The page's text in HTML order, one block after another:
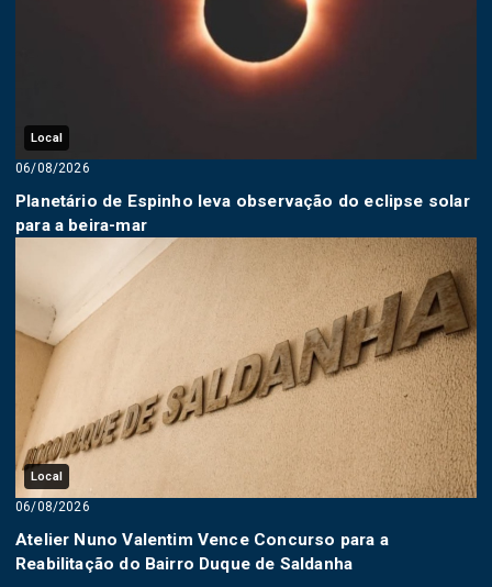
Local
06/08/2026
Planetário de Espinho leva observação do eclipse solar
para a beira-mar
Local
06/08/2026
Atelier Nuno Valentim Vence Concurso para a
Reabilitação do Bairro Duque de Saldanha